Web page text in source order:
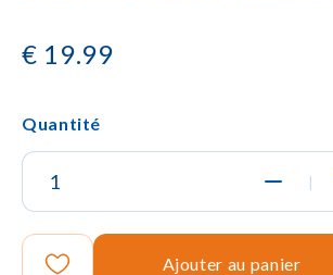
€ 19.99
Quantité
|
Ajouter au panier